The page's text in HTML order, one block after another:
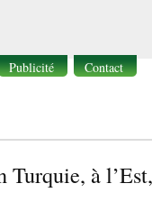
Publicité Contact
Turquie, à